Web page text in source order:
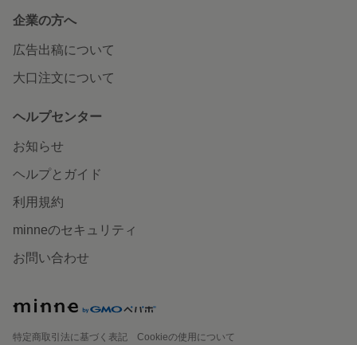
企業の方へ
広告出稿について
大口注文について
ヘルプセンター
お知らせ
ヘルプとガイド
利用規約
minneのセキュリティ
お問い合わせ
特定商取引法に基づく表記
Cookieの使用について